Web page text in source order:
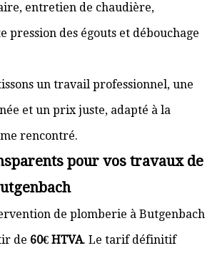
entretien de chaudière,
pression des égouts et débouchage
un travail professionnel, une
et un prix juste, adapté à la
rencontré.
pour vos travaux de
de plomberie à Butgenbach
de 60€ HTVA. Le tarif définitif